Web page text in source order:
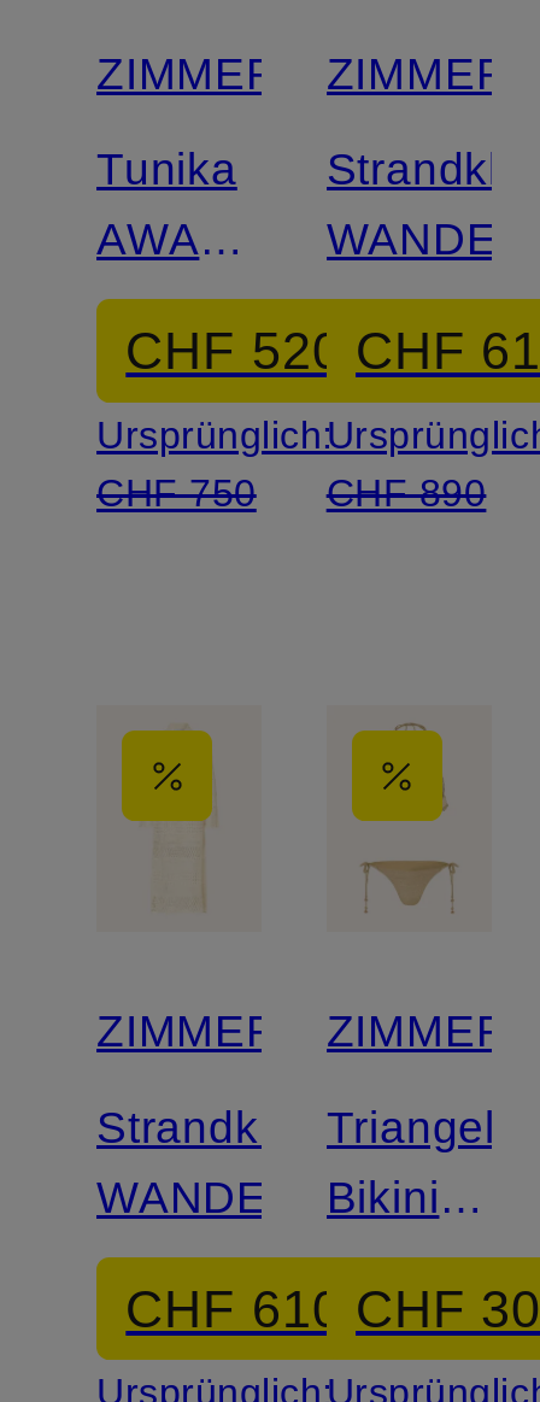
ZIMMERMANN
Tunika
AWAKEN
aus
Leinen
CHF 520
Ursprünglich:
CHF 750
CHF
CHF 890
ZIMMERMANN
Strandkleid
WANDERLUST
CHF 610
Ursprünglich:
Triangel-
Bikini
mitCHF